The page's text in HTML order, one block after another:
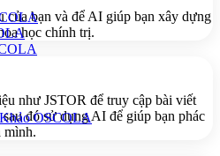
OSCOLA
bạn và để AI giúp bạn xây dựng
học chính trị.
như JSTOR để truy cập bài viết
đó sử dụng AI để giúp bạn phác
mình.